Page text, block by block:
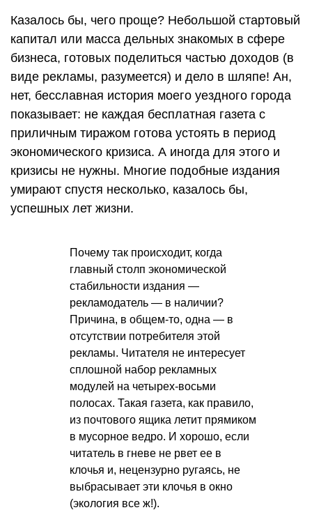
Казалось бы, чего проще? Небольшой стартовый
капитал или масса дельных знакомых в сфере
бизнеса, готовых поделиться частью доходов (в
виде рекламы, разумеется) и дело в шляпе! Ан,
нет, бесславная история моего уездного города
показывает: не каждая бесплатная газета с
приличным тиражом готова устоять в период
экономического кризиса. А иногда для этого и
кризисы не нужны. Многие подобные издания
умирают спустя несколько, казалось бы,
успешных лет жизни.
Почему так происходит, когда
главный столп экономической
стабильности издания —
рекламодатель — в наличии?
Причина, в общем-то, одна — в
отсутствии потребителя этой
рекламы. Читателя не интересует
сплошной набор рекламных
модулей на четырех-восьми
полосах. Такая газета, как правило,
из почтового ящика летит прямиком
в мусорное ведро. И хорошо, если
читатель в гневе не рвет ее в
клочья и, нецензурно ругаясь, не
выбрасывает эти клочья в окно
(экология все ж!).